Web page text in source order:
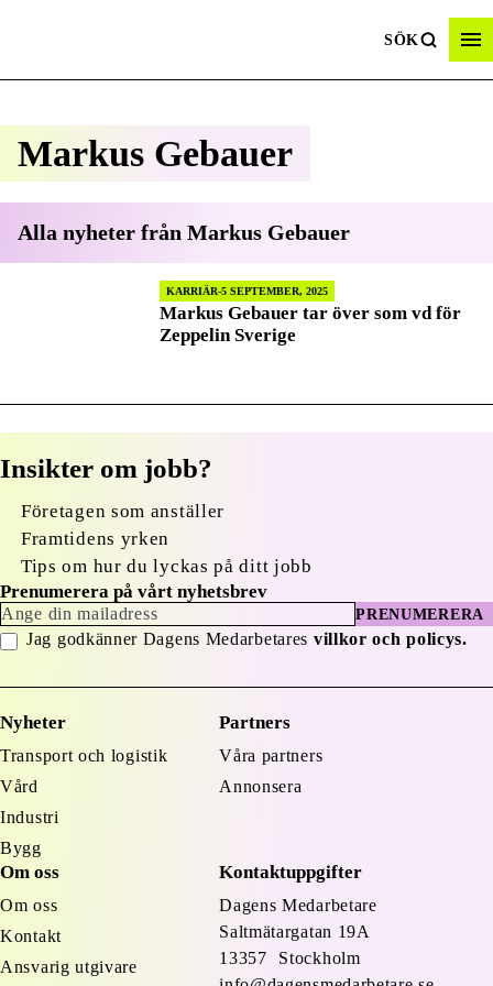
SÖK
Markus Gebauer
Alla nyheter från Markus Gebauer
KARRIÄR 5 SEPTEMBER, 2025
Markus Gebauer tar över som vd för
Zeppelin Sverige
Insikter om jobb?
Företagen som anställer
Framtidens yrken
Tips om hur du lyckas på ditt jobb
Prenumerera på vårt nyhetsbrev
PRENUMERERA
Jag godkänner Dagens Medarbetares villkor och policys.
Nyheter
Transport och logistik
Vård
Industri
Bygg
Partners
Våra partners
Annonsera
Om oss
Om oss
Kontakt
Ansvarig utgivare
Kontaktuppgifter
Dagens Medarbetare
Saltmätargatan 19A
13357 Stockholm